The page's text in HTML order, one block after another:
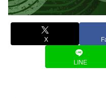
X
LINE